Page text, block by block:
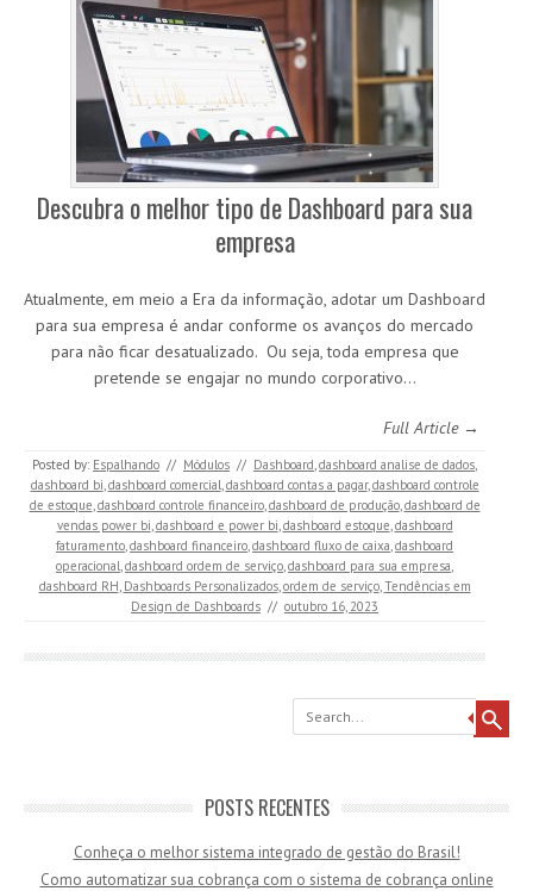
Descubra o melhor tipo de Dashboard para sua
empresa
Atualmente, em meio a Era da informação, adotar um Dashboard
para sua empresa é andar conforme os avanços do mercado
para não ficar desatualizado. Ou seja, toda empresa que
pretende se engajar no mundo corporativo…
Full Article →
Posted by: Espalhando // Módulos // Dashboard,dashboard analise de dados,
dashboard bi,dashboard comercial,dashboard contas a pagar,dashboard controle
de estoque,dashboard controle financeiro,dashboard de produção,dashboard de
vendas power bi,dashboard e power bi,dashboard estoque,dashboard
faturamento,dashboard financeiro,dashboard fluxo de caixa,dashboard
operacional,dashboard ordem de serviço,dashboard para sua empresa,
dashboard RH, Dashboards Personalizados,ordem de serviço,Tendências em
Design de Dashboards // outubro 16, 2023
Search
POSTS RECENTES
Conheça o melhor sistema integrado de gestão do Brasil!
Como automatizar sua cobrança com o sistema de cobrança online